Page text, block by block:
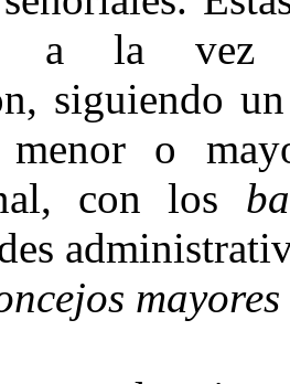
a la vez
siguiendo
menor o
con los
mayores